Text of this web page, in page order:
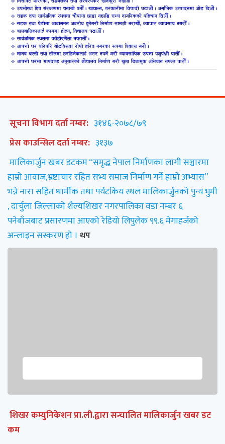
सूचना विभाग दर्ता नम्बर: ३१४६-२०७८/७९
प्रेस काउन्सिल दर्ता नम्बर: ३१३७
मालिकार्जुन खबर डटकम “समृद्ध नेपाल निर्माणका लागी सञ्चारमा
हाम्रो आवाज,भ्रष्टाचार रहित सभ्य समाज निर्माण गर्ने हाम्रो अभ्यास”
भन्ने नारा सहित धार्मीक तथा पर्यटकिय स्थल मालिकार्जुनको पुन्य भुमी
, दार्चुला जिल्लाको शैल्यशिखर नगरपालिका वडा नम्बर ६
पनेबाँजबाट प्रसारणमा आएको रेडियो लिपुलेक ९९.६ मेगाहर्जको
अन्लाइन सस्करण हो । थप
शिखर कम्युनिकेशन प्रा.ली.द्वारा सन्चालित मालिकार्जुन खबर डट
कम